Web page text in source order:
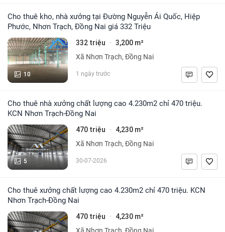
Cho thuê kho, nhà xưởng tại Đường Nguyễn Ái Quốc, Hiệp
Phước, Nhơn Trạch, Đồng Nai giá 332 Triệu
10
332 triệu · 3,200 m²
Xã Nhơn Trạch, Đồng Nai
1 ngày trước
Cho thuê nhà xưởng chất lượng cao 4.230m2 chỉ 470 triệu.
KCN Nhơn Trạch-Đồng Nai
5
470 triệu · 4,230 m²
Xã Nhơn Trạch, Đồng Nai
30-07-2026
Cho thuê xưởng chất lượng cao 4.230m2 chỉ 470 triệu. KCN
Nhơn Trạch-Đồng Nai
470 triệu · 4,230 m²
Xã Nhơn Trạch, Đồng Nai